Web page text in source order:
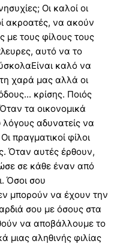
Οι καλοί οι
ακροατές, να ακούν
με τους φίλους τους
αυτό να το
καλό να
χαρά μας αλλά οι
κρίσης. Ποιός
τα οικονομικά
αδυνατείς να
πραγματικοί φίλοι
Όταν αυτές έρθουν,
σε κάθε έναν από
Όσοι σου
μπορούν να έχουν την
σου με όσους στα
να αποβάλλουμε το
μιας αληθινής φιλίας